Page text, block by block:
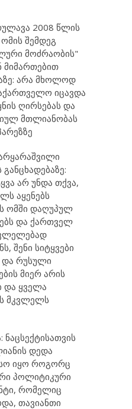
2008 წლის
შემდეგ
მოძრაობის"
მიმართებით
არა მხოლოდ
იცავდა
ღირსებას და
მთლიანობას
განცხადებაზე:
არ უნდა თქვა,
აყენებს
ომში დაღუპულ
და ქართველ
შენი სიტყვები
და რუსული
მიერ არის
და ყველა
მკვლელს
ნაცსექტისათვის
დედა
იყო როგორც
პოლიტიკური
რომელიც
თავიანთი